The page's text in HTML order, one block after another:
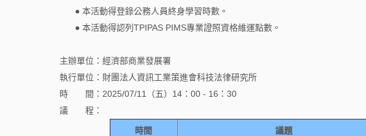
● 本活動得登錄公務人員終身學習時數。
● 本活動得認列TPIPAS PIMS專業證照資格維運點數。
主辦單位：經濟部商業發展署
執行單位：財團法人資訊工業策進會科技法律研究所
時 間：2025/07/11（五）14：00 - 16：30
議 程：
時間 議題